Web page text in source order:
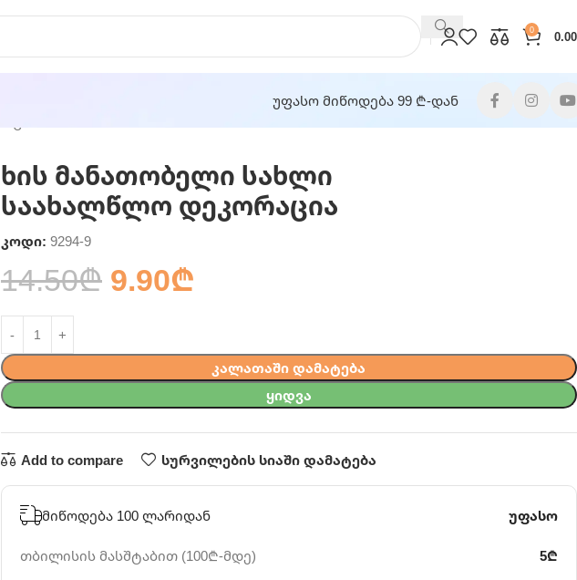
0 0.00
უფასო მიწოდება 99 ₾-დან
ხის მანათობელი სახლი
საახალწლო დეკორაცია
კოდი: 9294-9
14.50₾ 9.90₾
ᲙᲐᲚᲐᲗᲐᲨᲘ ᲓᲐᲛᲐᲢᲔᲑᲐ
ᲧᲘᲓᲕᲐ
Add to compare სურვილების სიაში დამატება
მიწოდება 100 ლარიდან
თბილისის მასშტაბით (100₾-მდე)
უფასო
5₾